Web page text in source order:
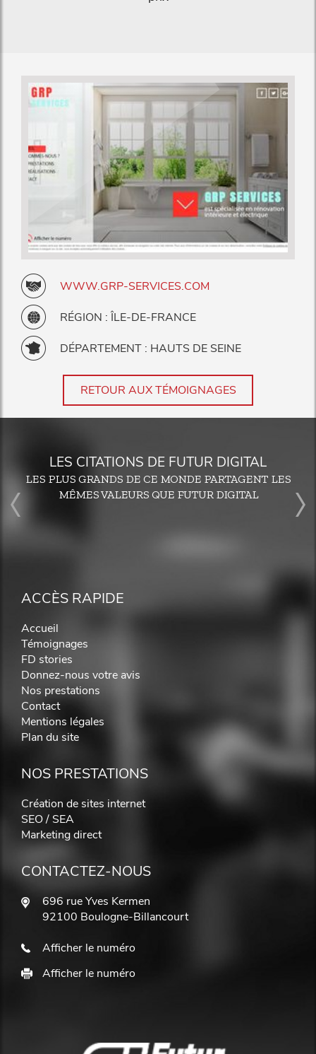
WWW.GRP-SERVICES.COM
RÉGION : ÎLE-DE-FRANCE
DÉPARTEMENT : HAUTS DE SEINE
RETOUR AUX TÉMOIGNAGES
LES CITATIONS DE FUTUR DIGITAL
LES PLUS GRANDS DE CE MONDE PARTAGENT LES
MÊMES VALEURS QUE FUTUR DIGITAL
ACCÈS RAPIDE
Accueil
Témoignages
FD stories
Donnez-nous votre avis
Nos prestations
Contact
Mentions légales
Plan du site
NOS PRESTATIONS
Création de sites internet
SEO / SEA
Marketing direct
CONTACTEZ-NOUS
696 rue Yves Kermen
92100 Boulogne-Billancourt
Afficher le numéro
Afficher le numéro